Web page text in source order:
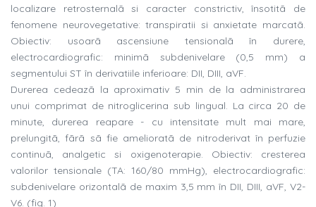
localizare retrosternalã si caracter constrictiv, însotitã de
fenomene neurovegetative: transpiratii si anxietate marcatã.
Obiectiv: usoarã ascensiune tensionalã în durere,
electrocardiografic: minimã subdenivelare (0,5 mm) a
segmentului ST în derivatiile inferioare: DII, DIII, aVF.
Durerea cedeazã la aproximativ 5 min de la administrarea
unui comprimat de nitroglicerina sub lingual. La circa 20 de
minute, durerea reapare - cu intensitate mult mai mare,
prelungitã, fãrã sã fie amelioratã de nitroderivat în perfuzie
continuã, analgetic si oxigenoterapie. Obiectiv: cresterea
valorilor tensionale (TA: 160/80 mmHg), electrocardiografic:
subdenivelare orizontalã de maxim 3,5 mm în DII, DIII, aVF, V2-
V6. (fig. 1)